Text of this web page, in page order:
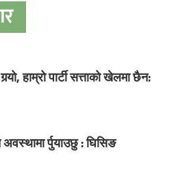
हाम्रो पार्टी सत्ताको खेलमा छैन:
अवस्थामा र्पुयाउछु : घिसिङ